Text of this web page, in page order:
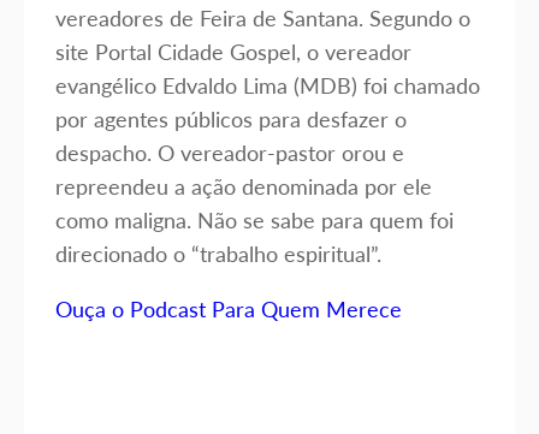
vereadores de Feira de Santana. Segundo o
site Portal Cidade Gospel, o vereador
evangélico Edvaldo Lima (MDB) foi chamado
por agentes públicos para desfazer o
despacho. O vereador-pastor orou e
repreendeu a ação denominada por ele
como maligna. Não se sabe para quem foi
direcionado o “trabalho espiritual”.
Ouça o Podcast Para Quem Merece